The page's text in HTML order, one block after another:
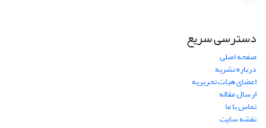
دسترسی سریع
صفحه اصلی
درباره نشریه
اعضای هیات تحریریه
ارسال مقاله
تماس با ما
نقشه سایت